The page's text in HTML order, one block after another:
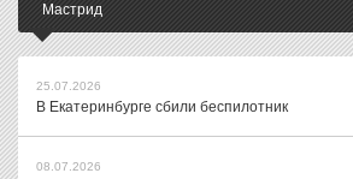
Мастрид
25.07.2026
В Екатеринбурге сбили беспилотник
08.07.2026